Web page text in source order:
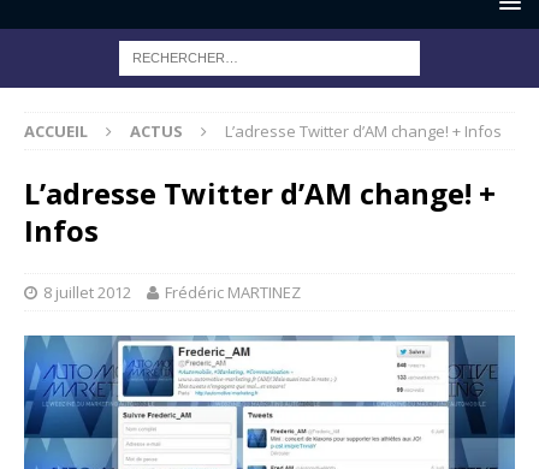
ACCUEIL ACTUS L’adresse Twitter d’AM change! + Infos
L’adresse Twitter d’AM change! +
Infos
8 juillet 2012 Frédéric MARTINEZ